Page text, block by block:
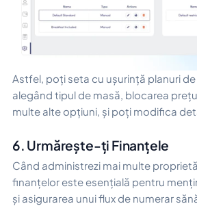
Astfel, poți seta cu ușurință planuri
alegând tipul de masă, blocarea
multe alte opțiuni, și poți modifica
6. Urmărește-ți Finanțele
Când administrezi mai multe
finanțelor este esențială pentru
și asigurarea unui flux de numerar